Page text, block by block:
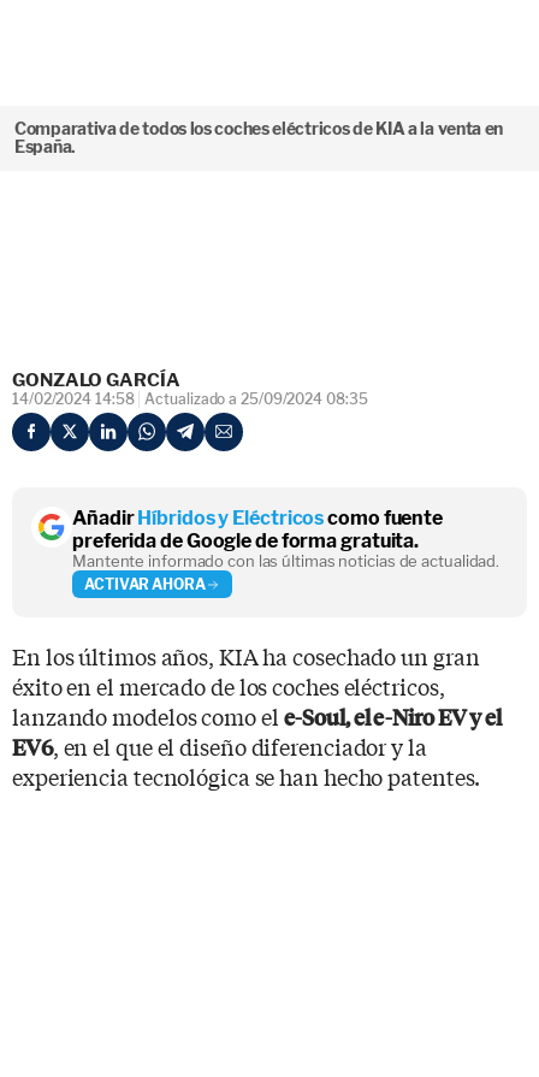
Comparativa de todos los coches eléctricos de KIA a la venta en
España.
GONZALO GARCÍA
14/02/2024 14:58 Actualizado a 25/09/2024 08:35
AñadirHíbridos y Eléctricoscomo fuente
preferida de Google de forma gratuita.
Mantente informado con las últimas noticias de actualidad.
ACTIVAR AHORA
En los últimos años, KIA ha cosechado un gran
éxito en el mercado de los coches eléctricos,
lanzando modelos como el e-Soul, el e-Niro EV y el
EV6, en el que el diseño diferenciador y la
experiencia tecnológica se han hecho patentes.